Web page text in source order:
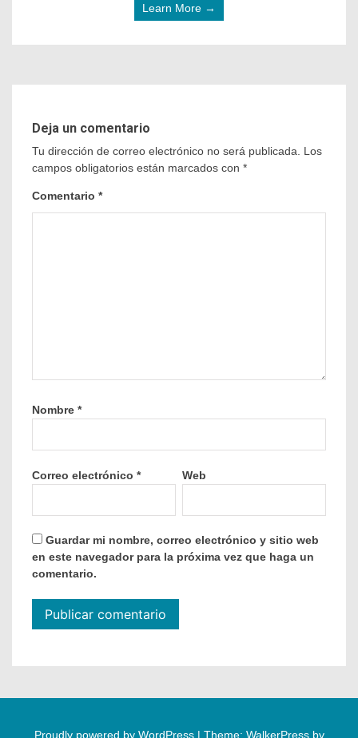
Learn More →
Deja un comentario
Tu dirección de correo electrónico no será publicada.
Los
campos obligatorios están marcados con *
Comentario *
Nombre *
Correo electrónico * Web
Guardar mi nombre, correo electrónico y sitio web
en este navegador para la próxima vez que haga un
comentario.
Proudly powered by WordPress | Theme: WalkerPress by